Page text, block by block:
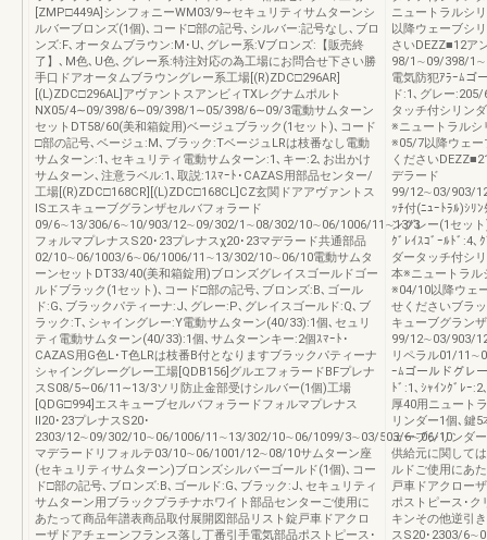
[ZMP□449A]シンフォニーWM03/9∼セキュリティサムターンシ
ルバーブロンズ(1個)､コード□部の記号､シルバー:記号なし､ブロ
ンズ:F､オータムブラウン:M･U､グレー系:Vブロンズ:【販売終
了】､M色､U色､グレー系:特注対応の為工場にお問合せ下さい勝
手口ドアオータムブラウングレー系工場[(R)ZDC□296AR]
[(L)ZDC□296AL]アヴァントスアンビィTXレグナムポルト
NX05/4∼09/398/6∼09/398/1∼05/398/6∼09/3電動サムターン
セットDT58/60(美和箱錠用)ベージュブラック(1セット)､コード
□部の記号､ベージュ:M､ブラック:TベージュLRは枝番なし電動
サムターン:1､セキュリティ電動サムターン:1､キー:2､お出かけ
サムターン､注意ラベル:1､取説:1ｽﾏｰﾄ･CAZAS用部品センター/
工場[(R)ZDC□168CR][(L)ZDC□168CL]CZ玄関ドアアヴァントス
ISエスキューブグランザセルバフォラード
09/6∼13/306/6∼10/903/12∼09/302/1∼08/302/10∼06/1006/11∼13/3
フォルマプレナスS20･23プレナスχ20･23マデラード共通部品
02/10∼06/1003/6∼06/1006/11∼13/302/10∼06/10電動サムタ
ーンセットDT33/40(美和箱錠用)ブロンズグレイスゴールドゴー
ルドブラック(1セット)､コード□部の記号､ブロンズ:B､ゴール
ド:G､ブラックパティーナ:J､グレー:P､グレイスゴールド:Q､ブ
ラック:T､シャイングレー:Y電動サムターン(40/33):1個､セュリ
ティ電動サムターン(40/33):1個､サムターンキー:2個ｽﾏｰﾄ･
CAZAS用G色L･T色LRは枝番B付となりますブラックパティーナ
シャイングレーグレー工場[QDB156]グルエフォラードBFプレナ
スS08/5∼06/11∼13/3ソリ防止金部受けシルバー(1個)工場
[QDG□994]エスキューブセルバフォラードフォルマプレナス
Ⅱ20･23プレナスS20･
2303/12∼09/302/10∼06/1006/11∼13/302/10∼06/1099/3∼03/503/6∼06/10
マデラードリフォルテ03/10∼06/1001/12∼08/10サムターン座
(セキュリティサムターン)ブロンズシルバーゴールド(1個)､コー
ド□部の記号､ブロンズ:B､ゴールド:G､ブラック:J､セキュリティ
サムターン用ブラックプラチナホワイト部品センターご使用に
あたって商品年譜表商品取付展開図部品リスト錠戸車ドアクロ
ーザドアチェーンフランス落し丁番引手電気部品ポストピース･
ニュートラルシ
以降ウェーブシ
さいDEZZ■12ア
98/1∼09/398/
電気防犯ｱﾗｰﾑゴ
ド:1､グレー
タッチ付シリン
※ニュートラルシ
※05/7以降ウェー
ください
デラード
99/12∼03/903/
ｯﾁ付(ﾆｭｰﾄﾗﾙ)ｼﾘ
ングレー(1セッ
ｸﾞﾚｲｽｺﾞｰﾙﾄﾞ:4､
ダータッチ付シ
本※ニュートラル
※04/10以降ウェ
せくださいブラ
キューブグラン
99/12∼03/903/
リペラル01/
ｰﾑゴールドグレ
ﾄﾞ:1､ｼｬｲﾝｸﾞﾚｰ
厚40用ニュート
リンダー1個､鍵
ェーブシリンダ
供給元に関して
ルドご使用にあ
戸車ドアクロー
ポストピース･ク
キンその他逆引
スS20･2303/